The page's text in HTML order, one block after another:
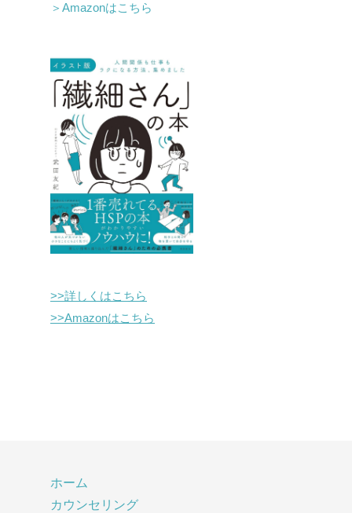
＞Amazonはこちら
>>詳しくはこちら
>>Amazonはこちら
ホーム
カウンセリング